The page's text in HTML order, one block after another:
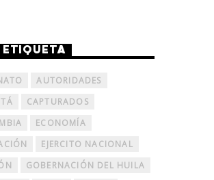
ETIQUETA
AUTORIDADES
CAPTURADOS
ECONOMÍA
EJERCITO NACIONAL
GOBERNACIÓN DEL HUILA